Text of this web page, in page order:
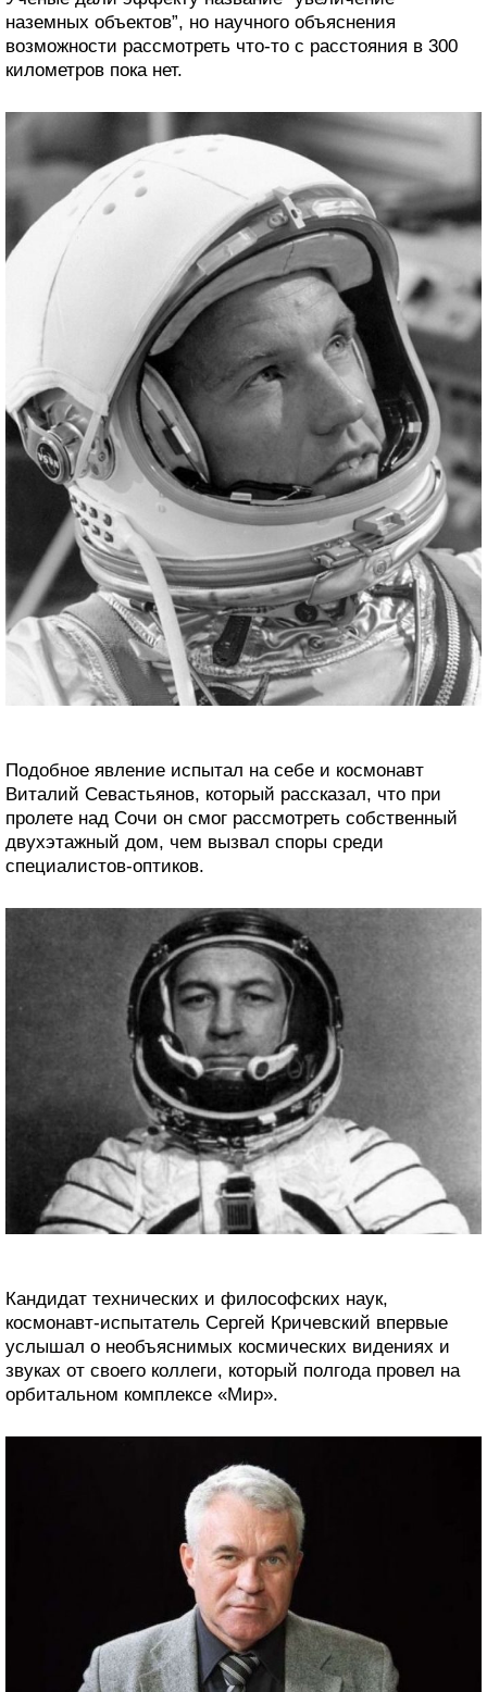
наземных объектов”, но научного объяснения
возможности рассмотреть что-то с расстояния в 300
километров пока нет.
Подобное явление испытал на себе и космонавт
Виталий Севастьянов, который рассказал, что при
пролете над Сочи он смог рассмотреть собственный
двухэтажный дом, чем вызвал споры среди
специалистов-оптиков.
Кандидат технических и философских наук,
космонавт-испытатель Сергей Кричевский впервые
услышал о необъяснимых космических видениях и
звуках от своего коллеги, который полгода провел на
орбитальном комплексе «Мир».